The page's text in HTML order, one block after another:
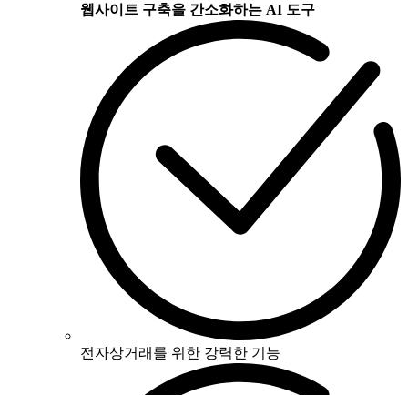
웹사이트 구축을 간소화하는 AI 도구
전자상거래를 위한 강력한 기능